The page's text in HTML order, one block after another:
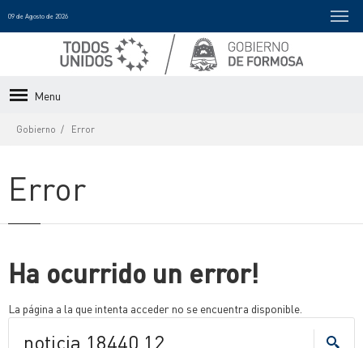
09 de Agosto de 2026
Menu
Gobierno Error
Error
Ha ocurrido un error!
La página a la que intenta acceder no se encuentra disponible.